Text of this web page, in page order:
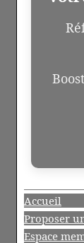
Accueil
Proposer
Espace